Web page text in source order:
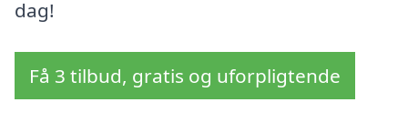
dag!
Få 3 tilbud, gratis og uforpligtende